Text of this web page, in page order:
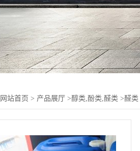
网站首页 > 产品展厅 >醇类,酚类,醛类 >醛类